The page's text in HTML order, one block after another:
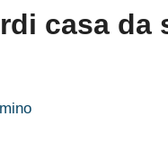
casa